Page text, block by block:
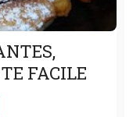
FACILE